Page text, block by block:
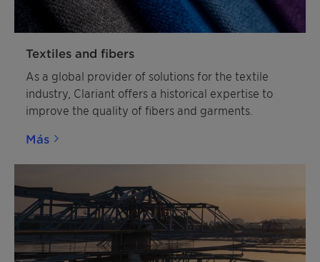
Textiles and fibers
As a global provider of solutions for the textile
industry, Clariant offers a historical expertise to
improve the quality of fibers and garments.
Más